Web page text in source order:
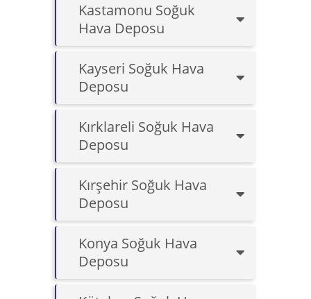
Kastamonu Soğuk
Hava Deposu
Kayseri Soğuk Hava
Deposu
Kırklareli Soğuk Hava
Deposu
Kırşehir Soğuk Hava
Deposu
Konya Soğuk Hava
Deposu